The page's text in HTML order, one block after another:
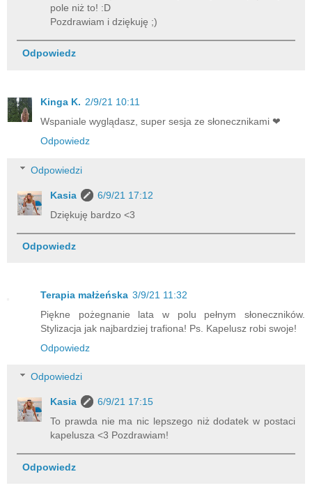
pole niż to! :D
Pozdrawiam i dziękuję ;)
Odpowiedz
Kinga K. 2/9/21 10:11
Wspaniale wyglądasz, super sesja ze słonecznikami ❤
Odpowiedz
Odpowiedzi
Kasia
6/9/21 17:12
Dziękuję bardzo <3
Odpowiedz
Terapia małżeńska 3/9/21 11:32
Piękne pożegnanie lata w polu pełnym słoneczników.
Stylizacja jak najbardziej trafiona! Ps. Kapelusz robi swoje!
Odpowiedz
Odpowiedzi
Kasia
6/9/21 17:15
To prawda nie ma nic lepszego niż dodatek w postaci
kapelusza <3 Pozdrawiam!
Odpowiedz